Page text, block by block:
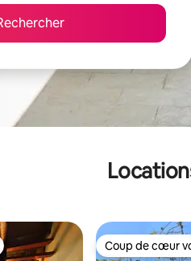
Coup de cœur
Coup de cœur